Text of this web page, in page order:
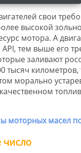
свои
высокой
мотора. А
API, тем выше его
заливают
тысяч
морально